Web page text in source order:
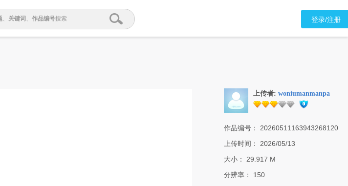
、 关键词 、 作品编号搜索 登录/注册
上传者: woniumanmanpa
作品编号：
20260511163943268120
上传时间：
2026/05/13
大小：
29.917 M
分辨率：
150